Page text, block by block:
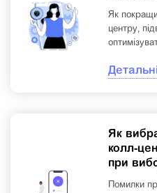
Як
центру,
Як
колл-
при
Помилки